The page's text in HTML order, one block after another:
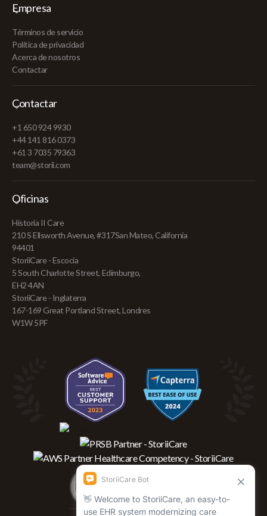
Empresa
Términos de servicio
Política de privacidad
Acerca de nosotros
Contactar
Contactar
+1 650 924 9930
+44 141 816 0373
+61 3 7035 79363
team@storii.com
Oficinas
Historia II Care
210 S Ellsworth Avenue, #317San Mateo, California
94401
StoriiCare - Escocia
5 South Charlotte Street, Edimburgo,
EH2 4AN
StoriiCare - Inglaterra
167-169 Great Portland Street, Londres
W1W 5PF